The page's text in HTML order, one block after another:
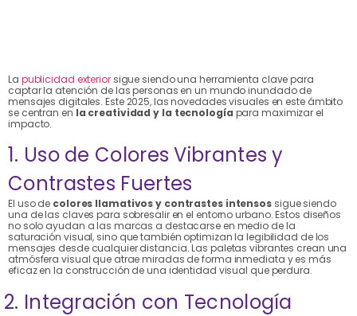
La publicidad exteriorsigue siendo una herramienta clave para
captar la atención de las personas en un mundo inundado de
mensajes digitales. Este 2025, las novedades visuales en este ámbito
se centran en la creatividad y la tecnología para maximizar el
impacto.
1. Uso de Colores Vibrantes y
Contrastes Fuertes
El uso de colores llamativos y contrastes intensos sigue siendo
una de las claves para sobresalir en el entorno urbano. Estos diseños
no solo ayudan a las marcas a destacarse en medio de la
saturación visual, sino que también optimizan la legibilidad de los
mensajes desde cualquier distancia. Las paletas vibrantes crean una
atmósfera visual que atrae miradas de forma inmediata y es más
eficaz en la construcción de una identidad visual que perdura.
2. Integración con Tecnología